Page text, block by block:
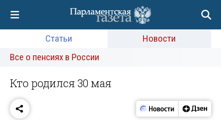
Статьи
Новости
Все о пенсиях в России
Кто родился 30 мая